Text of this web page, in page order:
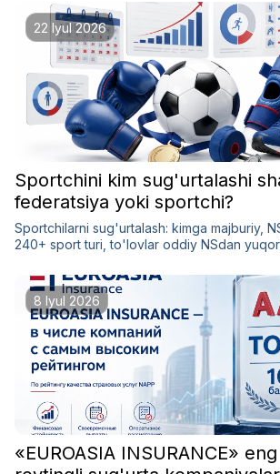
22 Iyul 2026
Sportchini kim sug'urtalashi
federatsiya yoki sportchi?
Sportchilarni sug'urtalash: kimga majburiy,
240+ sport turi, to'lovlar oddiy NSdan
8 Iyul 2026
«EUROASIA INSURANCE»